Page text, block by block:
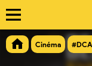
Cinéma